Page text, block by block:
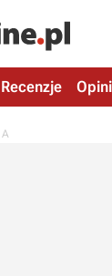
Recenzje